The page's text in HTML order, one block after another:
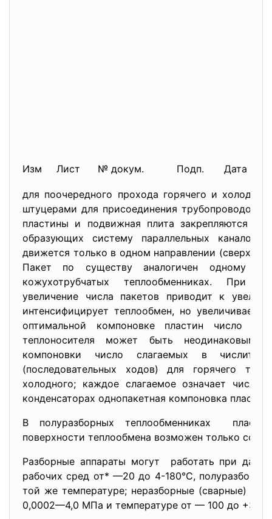
Изм Лист № докум. Подп. Дата
для поочередного прохода горячего и
штуцерами для присоединения трубопроводов.
пластины и подвижная плита закрепляются в
образующих систему параллельных каналов,
движется только в одном направлении (сверху
Пакет по существу аналогичен одному
кожухотрубчатых теплообменниках. При
увеличение числа пакетов приводит к
интенсифицирует теплообмен, но увеличивает
оптимальной компоновке пластин число
теплоносителя может быть
компоновки число слагаемых в
(последовательных ходов) для горячего
холодного; каждое слагаемое означает число
конденсаторах однопакетная компоновка
В полуразборных теплообменниках
поверхности теплообмена возможен только со
Разборные аппараты могут работать при
рабочих сред от* —20 до 4-180°С,
той же температуре; неразборные (сварные)
0,0002—4,0 МПа и температуре от — 100 до +300